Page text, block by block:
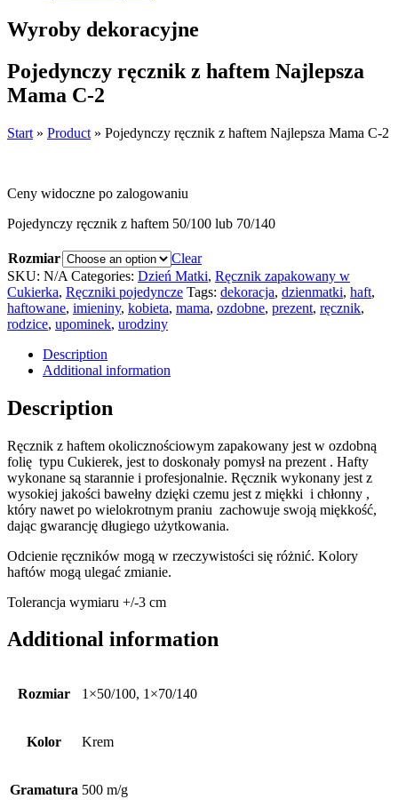
Wyroby dekoracyjne
Pojedynczy ręcznik z haftem Najlepsza
Mama C-2
Start » Product » Pojedynczy ręcznik z haftem Najlepsza Mama C-2
Ceny widoczne po zalogowaniu
Pojedynczy ręcznik z haftem 50/100 lub 70/140
Rozmiar
Clear
SKU: N/A Categories: Dzień Matki, Ręcznik zapakowany w
Cukierka, Ręczniki pojedyncze Tags: dekoracja, dzienmatki, haft,
haftowane, imieniny, kobieta, mama, ozdobne, prezent, ręcznik,
rodzice, upominek, urodziny
Description
Additional information
Description
Ręcznik z haftem okolicznościowym zapakowany jest w ozdobną
folię typu Cukierek, jest to doskonały pomysł na prezent . Hafty
wykonane są starannie i profesjonalnie. Ręcznik wykonany jest z
wysokiej jakości bawełny dzięki czemu jest z miękki i chłonny ,
który nawet po wielokrotnym praniu zachowuje swoją miękkość,
dając gwarancję długiego użytkowania.
Odcienie ręczników mogą w rzeczywistości się różnić. Kolory
haftów mogą ulegać zmianie.
Tolerancja wymiaru +/-3 cm
Additional information
Rozmiar 1×50/100, 1×70/140
Kolor Krem
Gramatura 500 m/g